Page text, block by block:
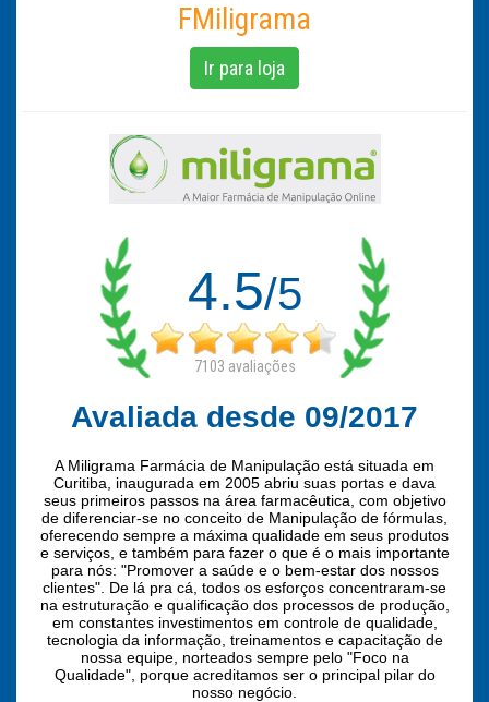
FMiligrama
Ir para loja
4.5/5
7103 avaliações
Avaliada desde 09/2017
A Miligrama Farmácia de Manipulação está situada em
Curitiba, inaugurada em 2005 abriu suas portas e dava
seus primeiros passos na área farmacêutica, com objetivo
de diferenciar-se no conceito de Manipulação de fórmulas,
oferecendo sempre a máxima qualidade em seus produtos
e serviços, e também para fazer o que é o mais importante
para nós: "Promover a saúde e o bem-estar dos nossos
clientes". De lá pra cá, todos os esforços concentraram-se
na estruturação e qualificação dos processos de produção,
em constantes investimentos em controle de qualidade,
tecnologia da informação, treinamentos e capacitação de
nossa equipe, norteados sempre pelo "Foco na
Qualidade", porque acreditamos ser o principal pilar do
nosso negócio.